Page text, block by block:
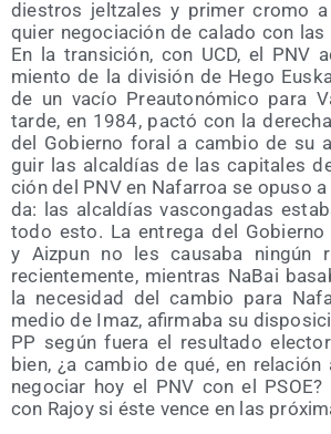
dies­tros jel­tza­les y pri­mer cro­mo
quier nego­cia­ción de cala­do con
En la tran­si­ción, con UCD, el PNV
mien­to de la divi­sión de Hego
de un vacío Pre­au­to­nó­mi­co para
tar­de, en 1984, pac­tó con la
del Gobierno foral a cam­bio de su
guir las alcal­días de las capi­ta­les
ción del PNV en Nafa­rroa se opu­so
da: las alcal­días vas­con­ga­das
todo esto. La entre­ga del
y Aiz­pun no les cau­sa­ba nin­gún
recien­te­men­te, mien­tras NaBai
la nece­si­dad del cam­bio para
medio de Imaz, afir­ma­ba su
PP según fue­ra el resul­ta­do
bien, ¿a cam­bio de qué, en rela­ción
nego­ciar hoy el PNV con el
con Rajoy si éste ven­ce en las